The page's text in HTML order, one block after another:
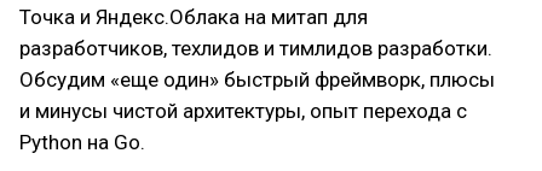
Точка и Яндекс.Облака на митап для
разработчиков, техлидов и тимлидов разработки.
Обсудим «еще один» быстрый фреймворк, плюсы
и минусы чистой архитектуры, опыт перехода с
Python на Go.